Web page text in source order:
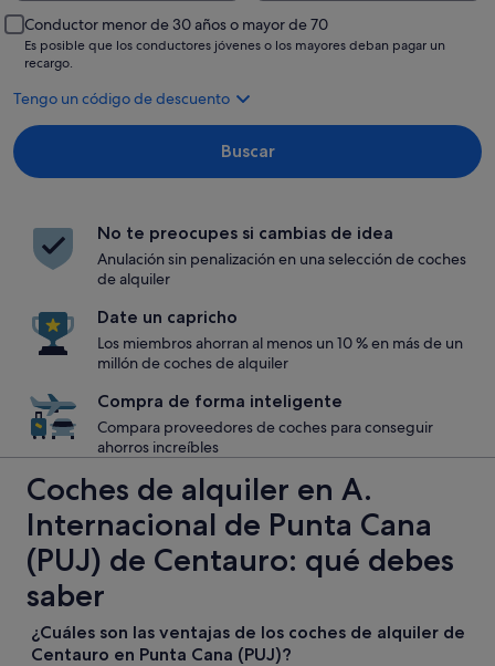
Conductor menor de 30 años o mayor de 70
Es posible que los conductores jóvenes o los mayores deban pagar un
recargo.
Tengo un código de descuento
Buscar
No te preocupes si cambias de idea
Anulación sin penalización en una selección de coches
de alquiler
Date un capricho
Los miembros ahorran al menos un 10 % en más de un
millón de coches de alquiler
Compra de forma inteligente
Compara proveedores de coches para conseguir
ahorros increíbles
Coches de alquiler en A.
Internacional de Punta Cana
(PUJ) de Centauro: qué debes
saber
¿Cuáles son las ventajas de los coches de alquiler de
Centauro en Punta Cana (PUJ)?